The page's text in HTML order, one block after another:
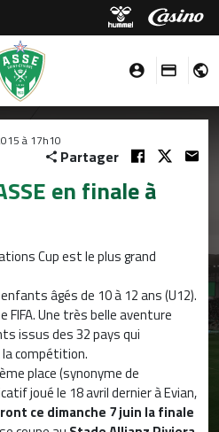
à 17h10
Partager
en finale à
Cup est le plus grand
âgés de 10 à 12 ans (U12).
Une très belle aventure
issus des 32 pays qui
compétition.
place (synonyme de
joué le 18 avril dernier à Evian,
ce dimanche 7 juin la finale